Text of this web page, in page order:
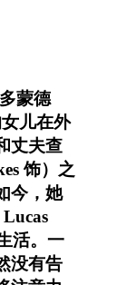
蒙德
儿在外
丈夫查
饰）之
今，她
活。一
没有告